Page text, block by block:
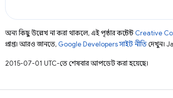
অন্য কিছু উল্লেখ না করা থাকলে, এই পৃষ্ঠার কন্টেন্ট Creative
প্রাপ্ত। আরও জানতে, Google Developers সাইট নীতিদেখুন।
2015-07-01 UTC-তে শেষবার আপডেট করা হয়েছে।